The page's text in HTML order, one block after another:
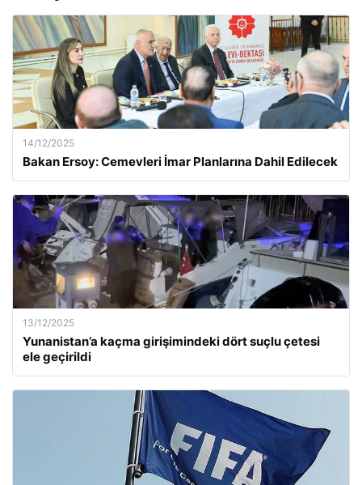
14/12/2025
Bakan Ersoy: Cemevleri İmar Planlarına Dahil Edilecek
13/12/2025
Yunanistan’a kaçma girişimindeki dört suçlu çetesi
ele geçirildi